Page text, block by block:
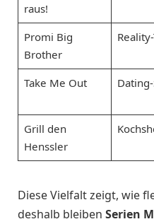
raus!
Promi Big
Brother
Take Me Out
Grill den
Henssler
Diese Vielfalt zeigt, wie
deshalb bleiben Serien